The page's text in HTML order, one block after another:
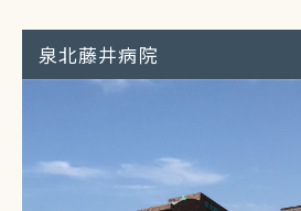
泉北藤井病院